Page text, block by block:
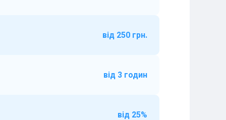
від 250 грн.
від 3 годин
від 25%